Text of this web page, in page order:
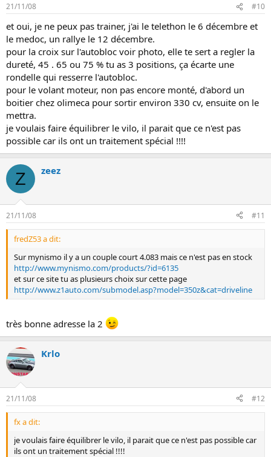
21/11/08 #10
et oui, je ne peux pas trainer, j'ai le telethon le 6 décembre et
le medoc, un rallye le 12 décembre.
pour la croix sur l'autobloc voir photo, elle te sert a regler la
dureté, 45 . 65 ou 75 % tu as 3 positions, ça écarte une
rondelle qui resserre l'autobloc.
pour le volant moteur, non pas encore monté, d'abord un
boitier chez olimeca pour sortir environ 330 cv, ensuite on le
mettra.
je voulais faire équilibrer le vilo, il parait que ce n'est pas
possible car ils ont un traitement spécial !!!!
Z zeez
21/11/08 #11
fredZ53 a dit:
Sur mynismo il y a un couple court 4.083 mais ce n'est pas en stock
http://www.mynismo.com/products/?id=6135
et sur ce site tu as plusieurs choix sur cette page
http://www.z1auto.com/submodel.asp?model=350z&cat=driveline
très bonne adresse la 2
Krlo
21/11/08 #12
fx a dit:
je voulais faire équilibrer le vilo, il parait que ce n'est pas possible car
ils ont un traitement spécial !!!!